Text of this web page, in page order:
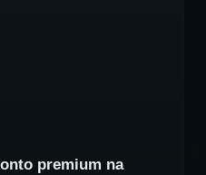
premium na